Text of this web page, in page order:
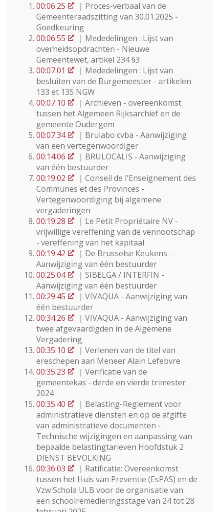
00:06:25
| Proces-verbaal van de
Gemeenteraadszitting van 30.01.2025 -
Goedkeuring
00:06:55
| Mededelingen : Lijst van
overheidsopdrachten - Nieuwe
Gemeentewet, artikel 234 §3
00:07:01
| Mededelingen : Lijst van
besluiten van de Burgemeester - artikelen
133 et 135 NGW
00:07:10
| Archieven - overeenkomst
tussen het Algemeen Rijksarchief en de
gemeente Oudergem
00:07:34
| Brulabo cvba - Aanwijziging
van een vertegenwoordiger
00:14:06
| BRULOCALIS - Aanwijziging
van één bestuurder
00:19:02
| Conseil de l'Enseignement des
Communes et des Provinces -
Vertegenwoordiging bij algemene
vergaderingen
00:19:28
| Le Petit Propriétaire NV -
vrijwillige vereffening van de vennootschap
- vereffening van het kapitaal
00:19:42
| De Brusselse Keukens -
Aanwijziging van één bestuurder
00:25:04
| SIBELGA / INTERFIN -
Aanwijziging van één bestuurder
00:29:45
| VIVAQUA - Aanwijziging van
één bestuurder
00:34:26
| VIVAQUA - Aanwijziging van
twee afgevaardigden in de Algemene
Vergadering
00:35:10
| Verlenen van de titel van
ereschepen aan Meneer Alain Lefebvre
00:35:23
| Verificatie van de
gemeentekas - derde en vierde trimester
2024
00:35:40
| Belasting-Reglement voor
administratieve diensten en op de afgifte
van administratieve documenten -
Technische wijzigingen en aanpassing van
bepaalde belastingtarieven Hoofdstuk 2
DIENST BEVOLKING
00:36:03
| Ratificatie: Overeenkomst
tussen het Huis van Preventie (EsPAS) en de
Vzw Schola ULB voor de organisatie van
een schoolremediëringsstage van 24 tot 28